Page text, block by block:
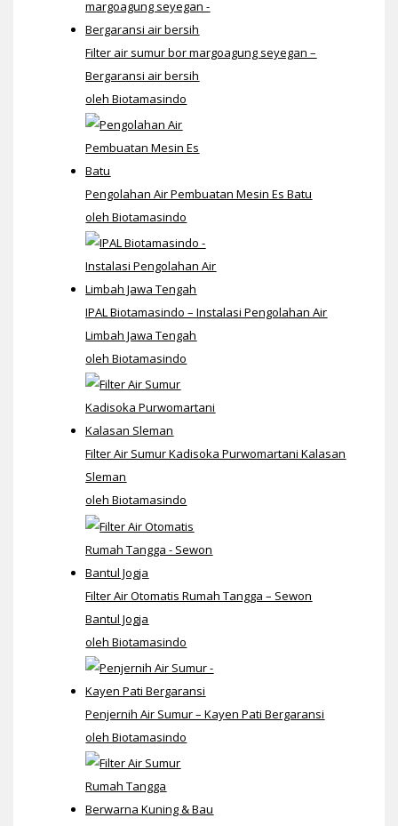
Filter air sumur bor margoagung seyegan –
Bergaransi air bersih
oleh Biotamasindo
Pengolahan Air Pembuatan Mesin Es Batu
oleh Biotamasindo
IPAL Biotamasindo – Instalasi Pengolahan Air
Limbah Jawa Tengah
oleh Biotamasindo
Filter Air Sumur Kadisoka Purwomartani Kalasan
Sleman
oleh Biotamasindo
Filter Air Otomatis Rumah Tangga – Sewon
Bantul Jogja
oleh Biotamasindo
Penjernih Air Sumur – Kayen Pati Bergaransi
oleh Biotamasindo